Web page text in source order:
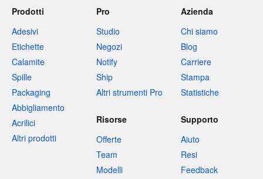
Prodotti
Adesivi
Etichette
Calamite
Spille
Packaging
Abbigliamento
Acrilici
Altri prodotti
Pro
Studio
Negozi
Notify
Ship
Altri strumenti Pro
Azienda
Chi siamo
Blog
Carriere
Stampa
Statistiche
Risorse
Offerte
Team
Modelli
Supporto
Aiuto
Resi
Feedback